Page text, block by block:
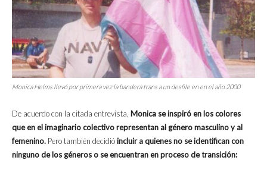
Monica Helms llevó por primera vez la bandera trans a un desfile en en el año 2000
De acuerdo con la citada entrevista, Monica se inspiró en los colores
que en el imaginario colectivo representan al género masculino y al
femenino. Pero también decidióincluir a quienes no se identifican con
ninguno de los géneros o se encuentran en proceso de transición: